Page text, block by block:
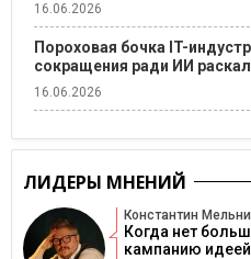
16.06.2026
Пороховая бочка IT-
сокращения ради ИИ
16.06.2026
ЛИДЕРЫ МНЕНИЙ
Константин
Когда нет
кампанию идеей